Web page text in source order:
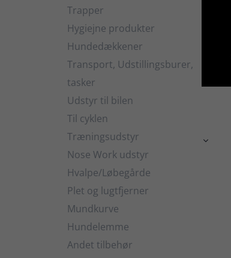
Trapper
Hygiejne produkter
Hundedækkener
Transport, Udstillingsburer,
tasker
Udstyr til bilen
Til cyklen
Træningsudstyr

Nose Work udstyr
Hvalpe/Løbegårde
Plet og lugtfjerner
Mundkurve
Hundelemme
Andet tilbehør